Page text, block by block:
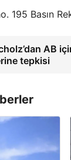
195 Basın
AB
tepkisi